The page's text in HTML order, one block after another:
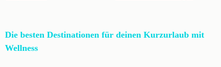
Die besten Destinationen für deinen Kurzurlaub mit
Wellness